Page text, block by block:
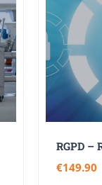
€149.90